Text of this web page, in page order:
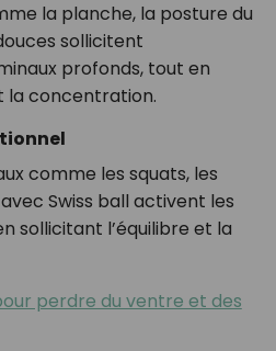
la planche, la posture du
sollicitent
profonds, tout en
la concentration.
comme les squats, les
Swiss ball activent les
sollicitant l’équilibre et la
perdre du ventre et des